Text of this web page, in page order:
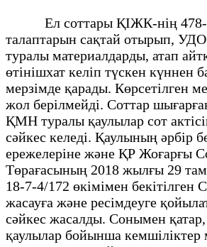
Ел соттары ҚІЖК-нің 478-
талаптарын сақтай отырып,
туралы материалдарды, атап
өтінішхат келіп түскен күннен
мерзімде қарады. Көрсетілген
жол берілмейді. Соттар
ҚМН туралы қаулылар сот
сәйкес келеді. Қаулының әрбір
ережелеріне және ҚР Жоғарғы
Төрағасының 2018 жылғы 29
18-7-4/172 өкімімен бекітілген
жасауға және ресімдеуге
сәйкес жасалды. Сонымен
қаулылар бойынша кемшіліктер